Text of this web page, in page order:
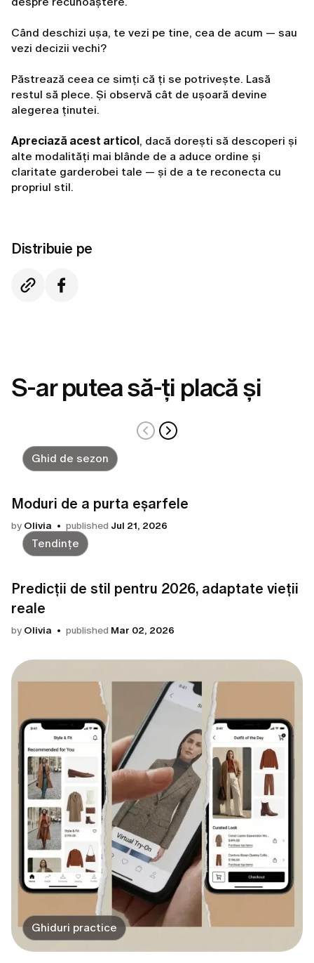
Când deschizi ușa, te vezi pe tine, cea de acum — sau
vezi decizii vechi?
Păstrează ceea ce simți că ți se potrivește. Lasă
restul să plece. Și observă cât de ușoară devine
alegerea ținutei.
Apreciază acest articol, dacă dorești să descoperi și
alte modalități mai blânde de a aduce ordine și
claritate garderobei tale — și de a te reconecta cu
propriul stil.
Distribuie pe
S-ar putea să-ți placă și
Ghid de sezon
Moduri de a purta eșarfele
by Olivia published Jul 21, 2026
Tendințe
Predicții de stil pentru 2026, adaptate vieții
reale
by Olivia published Mar 02, 2026
Ghiduri practice